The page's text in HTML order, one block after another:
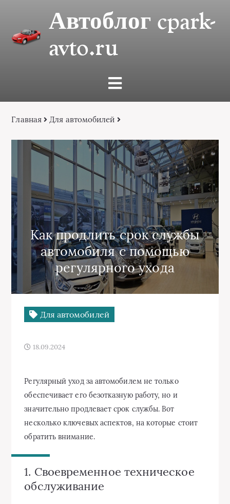
Автоблог cpark-
avto.ru
Главная Для автомобилей
Как продлить срок службы
автомобиля с помощью
регулярного ухода
Для автомобилей
18.09.2024
Регулярный уход за автомобилем не только
обеспечивает его безотказную работу, но и
значительно продлевает срок службы. Вот
несколько ключевых аспектов, на которые стоит
обратить внимание.
1. Своевременное техническое
обслуживание